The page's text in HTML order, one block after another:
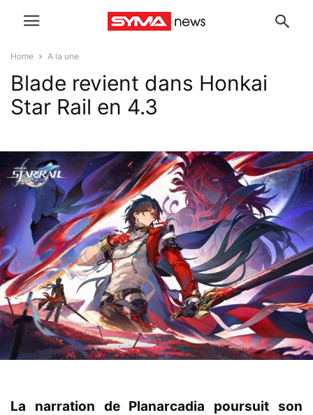
Home A la une
Blade revient dans Honkai
Star Rail en 4.3
La narration de Planarcadia poursuit son